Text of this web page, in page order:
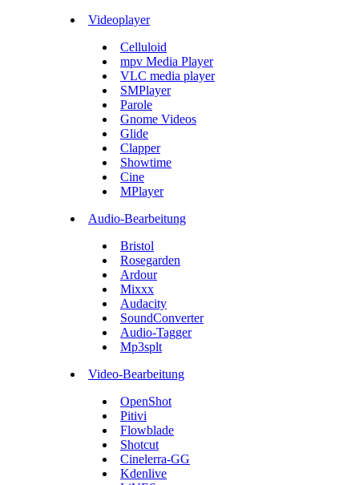
Videoplayer
Celluloid
mpv Media Player
VLC media player
SMPlayer
Parole
Gnome Videos
Glide
Clapper
Showtime
Cine
MPlayer
Audio-Bearbeitung
Bristol
Rosegarden
Ardour
Mixxx
Audacity
SoundConverter
Audio-Tagger
Mp3splt
Video-Bearbeitung
OpenShot
Pitivi
Flowblade
Shotcut
Cinelerra-GG
Kdenlive